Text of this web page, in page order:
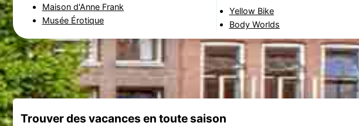
Maison d'Anne Frank
Musée Érotique
Yellow Bike
Body Worlds
Trouver des vacances en toute saison